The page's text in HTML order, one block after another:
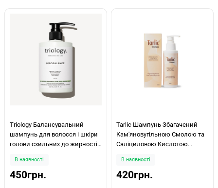
Triology Балансувальний
шампунь для волосся і шкіри
голови схильних до жирності
В наявності
450грн.
Tarlic Шампунь Збагачений
Кам'яновугільною Смолою та
Саліциловою Кислотою
Acid 100ml
В наявності
420грн.